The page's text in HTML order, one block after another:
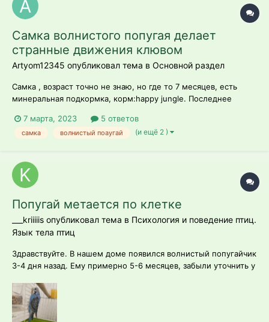
Самка волнистого попугая делает
странные движения клювом
Artyom12345 опубликовал тема в Основной раздел
Самка , возраст точно не знаю, но где то 7 месяцев, есть
минеральная подкормка, корм:happy jungle. Последнее
те же движения. И тот же звук, но без жидкости, делала это
в 6 утра, Она раньше не болела.
7 марта, 2023 5 ответов
самка волнистый поаугай (и ещё 2 )
Попугай метается по клетке
___kriiiiis опубликовал тема в Психология и поведение птиц.
Язык тела птиц
Здравствуйте. В нашем доме появился волнистый попугайчик
3-4 дня назад. Ему примерно 5-6 месяцев, забыли уточнить у
первый день накрыла его клетку около 10 часов вечера, чтоб
спать ложился, он отнесся к этому абсолютно спокойно,
уснул почти с...